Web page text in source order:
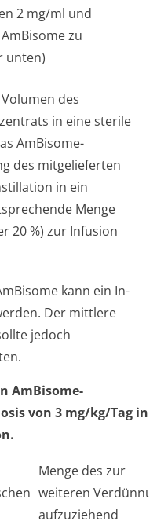
2 mg/ml und
zu
unten)
des
in eine sterile
AmBisome-
des mitgelieferten
in ein
Menge
20 %) zur Infusion
kann ein In-
Der mittlere
jedoch
AmBisome-
von 3 mg/kg/Tag in
Menge des zur
weiteren
aufzuziehend